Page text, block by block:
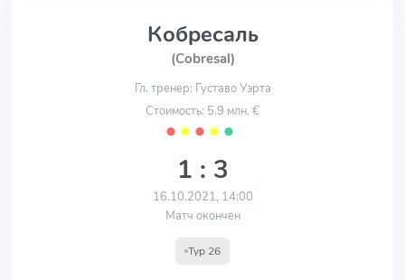
Кобресаль
(Cobresal)
Гл. тренер: Густаво Уэрта
Стоимость: 5.9 млн. €
⬤ ⬤ ⬤ ⬤ ⬤
1 : 3
16.10.2021, 14:00
Матч окончен
Тур 26